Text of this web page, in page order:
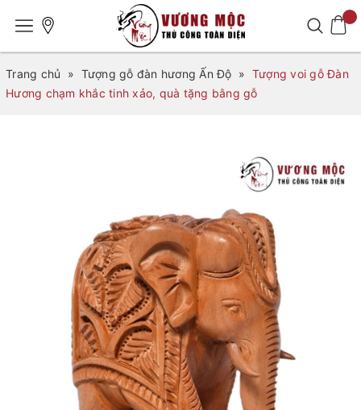
Trang chủ » Tượng gỗ đàn hương Ấn Độ » Tượng voi gỗ Đàn
Hương chạm khắc tinh xảo, quà tặng bằng gỗ